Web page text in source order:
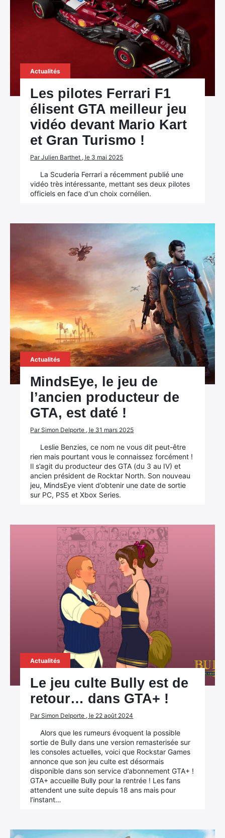
Actualités
Les pilotes Ferrari F1
élisent GTA meilleur jeu
vidéo devant Mario Kart
et Gran Turismo !
Par Julien Barthet , le 3 mai 2025
La Scuderia Ferrari a récemment publié une
vidéo très intéressante, mettant ses deux pilotes
officiels en face d'un choix cornélien.
Actualités
MindsEye, le jeu de
l’ancien producteur de
GTA, est daté !
Par Simon Delporte , le 31 mars 2025
Leslie Benzies, ce nom ne vous dit peut-être
rien mais pourtant vous le connaissez forcément !
Il s’agit du producteur des GTA (du 3 au IV) et
ancien président de Rocktar North. Son nouveau
jeu, MindsEye vient d’obtenir une date de sortie
sur PC, PS5 et Xbox Series.
Actualités
Le jeu culte Bully est de
retour… dans GTA+ !
Par Simon Delporte , le 22 août 2024
Alors que les rumeurs évoquent la possible
sortie de Bully dans une version remasterisée sur
les consoles actuelles, voici que Rockstar Games
annonce que son jeu culte est désormais
disponible dans son service d’abonnement GTA+ !
GTA+ accueille Bully pour la rentrée ! Les fans
attendent une suite depuis 18 ans mais pour
l’instant…
Rechercher